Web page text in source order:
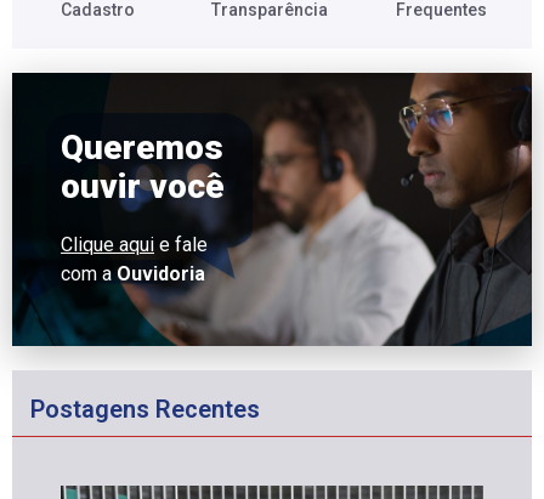
Cadastro​
Transparência​
Frequentes​
Queremos
ouvir você
Clique aqui e fale
com a Ouvidoria
Postagens Recentes